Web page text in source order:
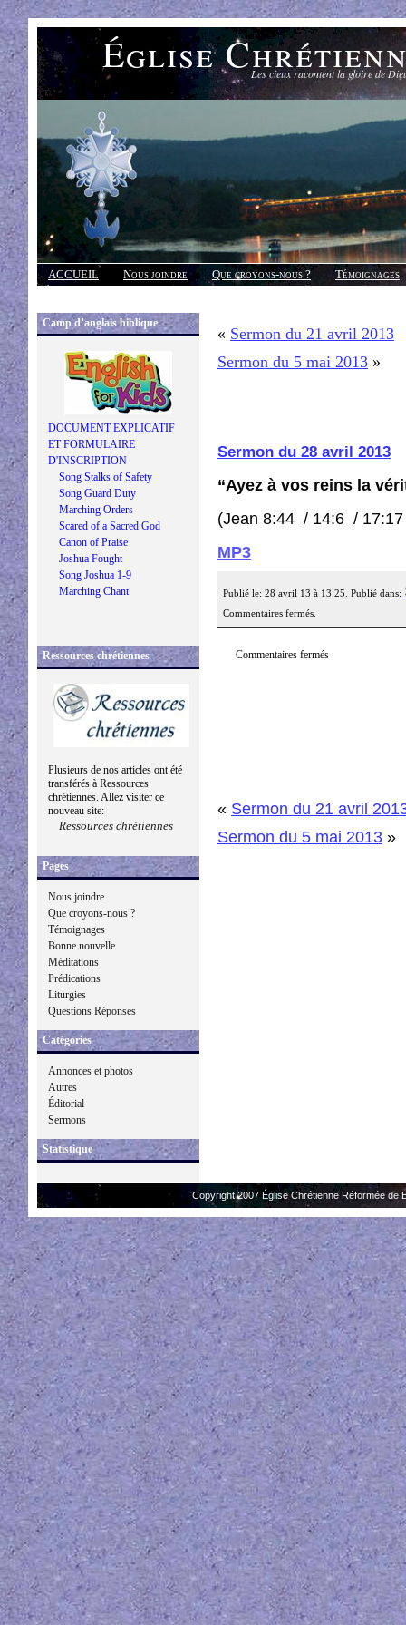
Église Les cieux racontent la gloire de
ACCUEIL Nous joindre Que croyons-nous ?
Témoignages
Réponses
Camp d’anglais biblique
DOCUMENT EXPLICATIF
ET FORMULAIRE
D'INSCRIPTION
Song Stalks of Safety
Song Guard Duty
Marching Orders
Scared of a Sacred God
Canon of Praise
Joshua Fought
Song Joshua 1-9
Marching Chant
Ressources chrétiennes
Plusieurs de nos articles ont été
transférés à Ressources
chrétiennes. Allez visiter ce
nouveau site:
Ressources chrétiennes
Pages
Nous joindre
Que croyons-nous ?
Témoignages
Bonne nouvelle
Méditations
Prédications
Liturgies
Questions Réponses
Catégories
Annonces et photos
Autres
Éditorial
Sermons
Statistique
« Sermon du 21 avril 2013
Sermon du 5 mai 2013 »
Sermon du 28 avril 2013
“Ayez à vos reins la
(Jean 8:44 / 14:6 /
MP3
Publié le: 28 avril 13 à 13:25. Publié dans:
Commentaires fermés.
Commentaires fermés
« Sermon du 21 avril
Sermon du 5 mai 2013 »
Copyright 2007 Église Chrétienne Réformée de